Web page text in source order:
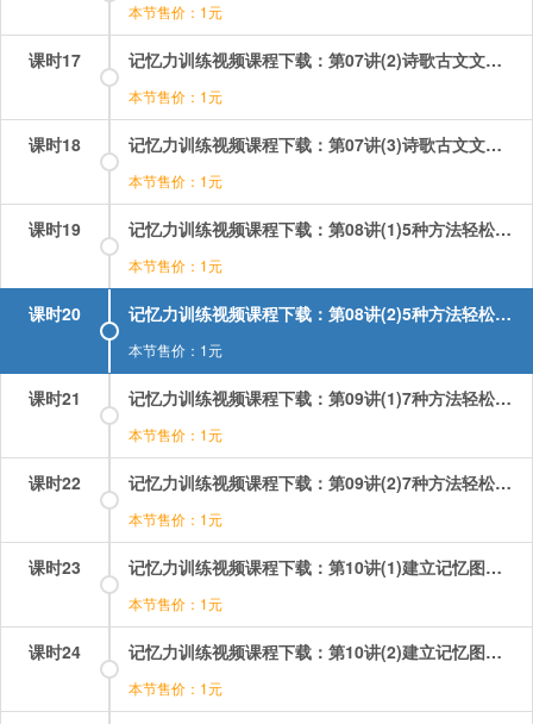
本节售价：1元
课时17 记忆力训练视频课程下载：第07讲(2)诗歌古文文章轻松记 第2段.mp4
本节售价：1元
课时18 记忆力训练视频课程下载：第07讲(3)诗歌古文文章轻松记 第3段.mp4
本节售价：1元
课时19 记忆力训练视频课程下载：第08讲(1)5种方法轻松记文综 第1段.mp4
本节售价：1元
课时20 记忆力训练视频课程下载：第08讲(2)5种方法轻松记文综 第2段.mp4
本节售价：1元
课时21 记忆力训练视频课程下载：第09讲(1)7种方法轻松记理综 第1段.mp4
本节售价：1元
课时22 记忆力训练视频课程下载：第09讲(2)7种方法轻松记理综 第2段.mp4
本节售价：1元
课时23 记忆力训练视频课程下载：第10讲(1)建立记忆图书馆 第1段.mp4
本节售价：1元
课时24 记忆力训练视频课程下载：第10讲(2)建立记忆图书馆 第2段.mp4
本节售价：1元